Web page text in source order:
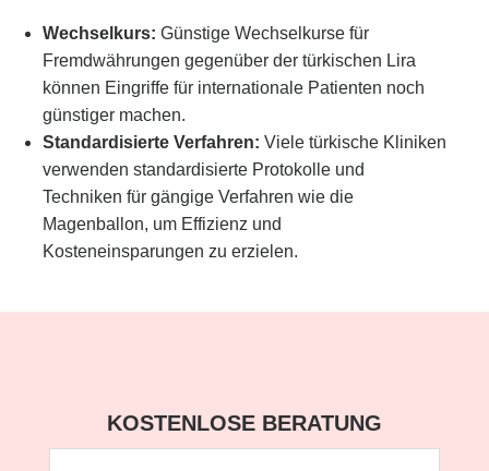
Wechselkurs: Günstige Wechselkurse für
Fremdwährungen gegenüber der türkischen Lira
können Eingriffe für internationale Patienten noch
günstiger machen.
Standardisierte Verfahren: Viele türkische Kliniken
verwenden standardisierte Protokolle und
Techniken für gängige Verfahren wie die
Magenballon, um Effizienz und
Kosteneinsparungen zu erzielen.
KOSTENLOSE BERATUNG